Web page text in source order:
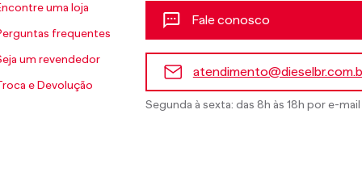
uma loja
frequentes
um revendedor
e Devolução
Fale conosco
Segunda à sexta: das 8h às 18h por e-mail